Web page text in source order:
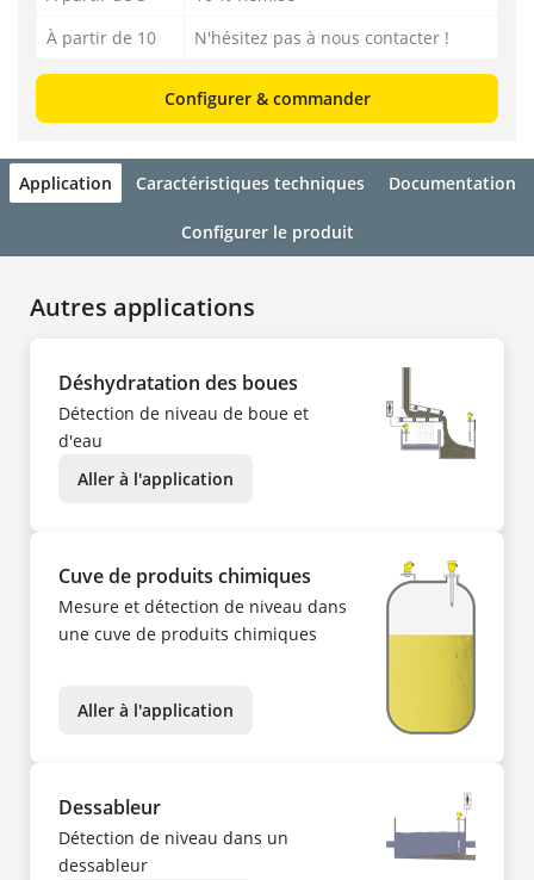
À partir de 10
N'hésitez pas à nous contacter !
Configurer & commander
Application Caractéristiques techniques Documentation
Configurer le produit
Autres applications
Déshydratation des boues
Détection de niveau de boue et
d'eau
Aller à l'application
Cuve de produits chimiques
Mesure et détection de niveau dans
une cuve de produits chimiques
Aller à l'application
Dessableur
Détection de niveau dans un
dessableur